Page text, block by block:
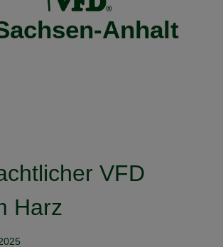
Anhalt
VFD
Harz